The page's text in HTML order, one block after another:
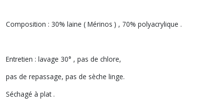
Composition : 30% laine ( Mérinos ) , 70% polyacrylique .
Entretien : lavage 30° , pas de chlore,
pas de repassage, pas de sèche linge.
Séchagé à plat .